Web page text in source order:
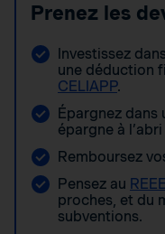
Prenez les
Investissez
une déduction
CELIAPP.
Épargnez dans
épargne à
Remboursez
Pensez au REEE
proches, et du
subventions.